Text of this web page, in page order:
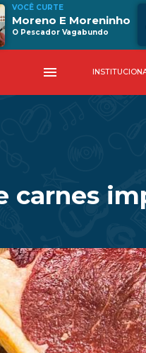
VOCÊ CURTE
Moreno E Moreninho
O Pescador Vagabundo
menu
carnes